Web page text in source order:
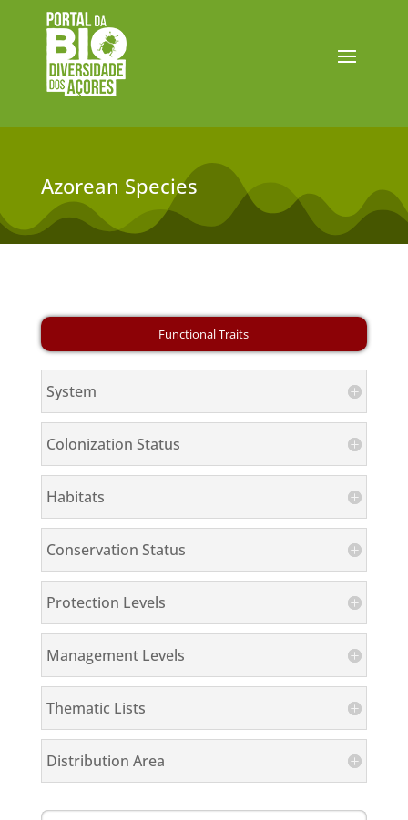
Azorean Species
System
Colonization Status
Habitats
Conservation Status
Protection Levels
Management Levels
Thematic Lists
Distribution Area